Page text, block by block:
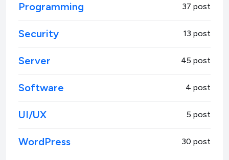
Programming 37 post
Security 13 post
Server 45 post
Software 4 post
UI/UX 5 post
WordPress 30 post